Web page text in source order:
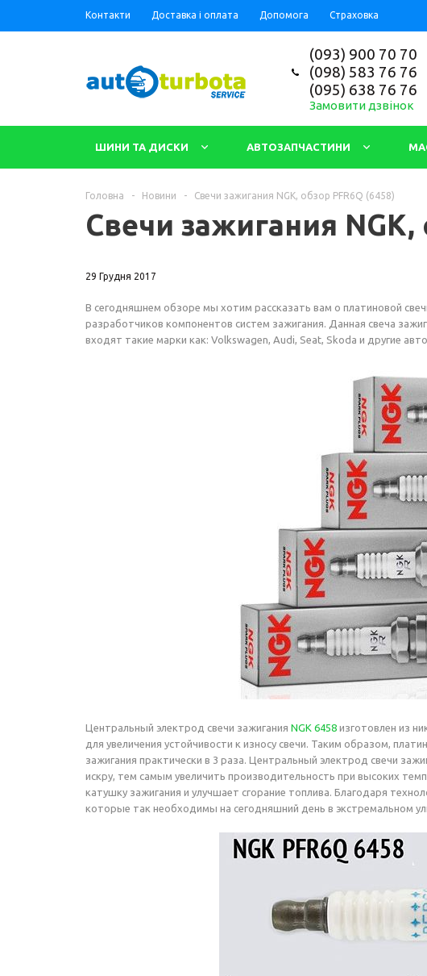
Контакти Доставка і оплата Допомога Страховка
(093) 900 70 70
(098) 583 76 76
(095) 638 76 76
Замовити дзвінок
ШИНИ ТА ДИСКИ АВТОЗАПЧАСТИНИ
Головна - Новини - Свечи зажигания NGK, обзор PFR6Q (6458)
Свечи зажигания NGK,
29 Грудня 2017
В сегодняшнем обзоре мы хотим рассказать вам о платиновой
разработчиков компонентов систем зажигания. Данная свеча
входят такие марки как: Volkswagen, Audi, Seat, Skoda и другие
Центральный электрод свечи зажигания NGK 6458 изготовлен из
для увеличения устойчивости к износу свечи. Таким образом,
зажигания практически в 3 раза. Центральный электрод свечи
искру, тем самым увеличить производительность при высоких
катушку зажигания и улучшает сгорание топлива. Благодаря
которые так необходимы на сегодняшний день в экстремальном